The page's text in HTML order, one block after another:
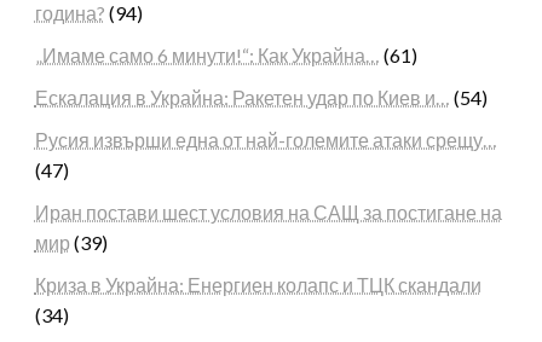
година? (94)
„Имаме само 6 минути!“: Как Украйна… (61)
Ескалация в Украйна: Ракетен удар по Киев и… (54)
Русия извърши една от най-големите атаки срещу…
(47)
Иран постави шест условия на САЩ за постигане на
мир (39)
Криза в Украйна: Енергиен колапс и ТЦК скандали
(34)